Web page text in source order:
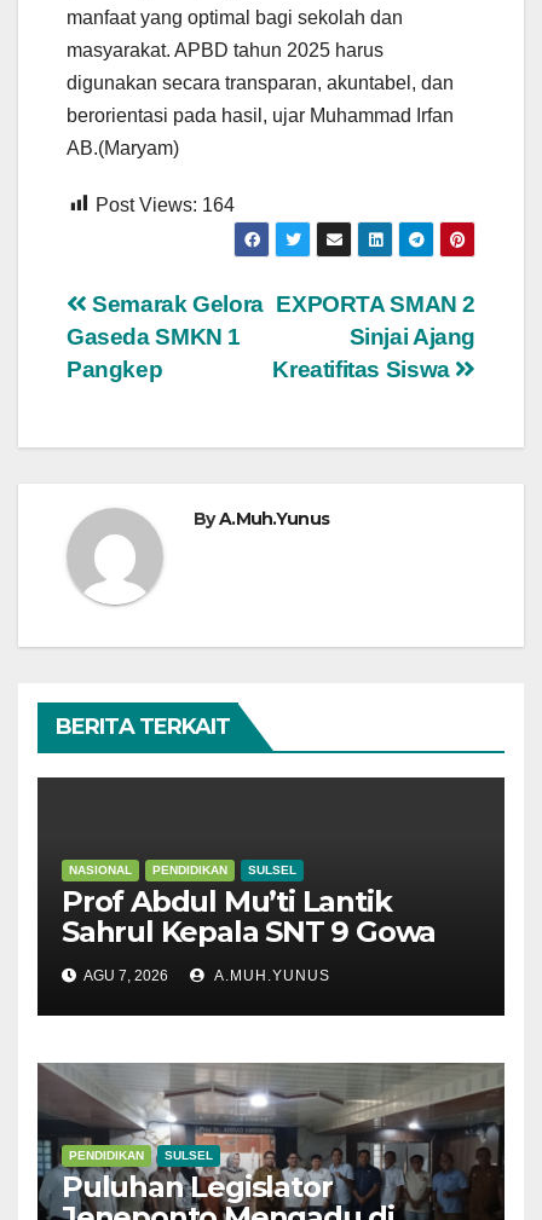
manfaat yang optimal bagi sekolah dan
masyarakat. APBD tahun 2025 harus
digunakan secara transparan, akuntabel, dan
berorientasi pada hasil, ujar Muhammad Irfan
AB.(Maryam)
Post Views: 164
Navigasi
pos
EXPORTA SMAN 2
Sinjai Ajang
Kreatifitas Siswa
Semarak Gelora
Gaseda SMKN 1
Pangkep
ByA.Muh.Yunus
BERITA TERKAIT
NASIONAL PENDIDIKAN SULSEL
Prof Abdul Mu’ti Lantik
Sahrul Kepala SNT 9 Gowa
AGU 7, 2026 A.MUH.YUNUS
PENDIDIKAN SULSEL
Puluhan Legislator